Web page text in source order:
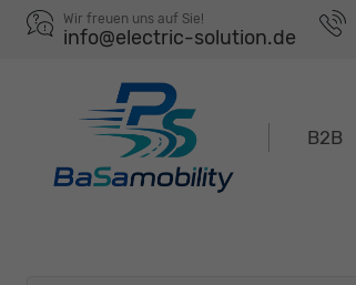
Wir freuen uns auf Sie!
info@electric-solution.de
B2B